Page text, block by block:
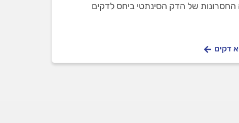
של הדק הסינתטי ביחס לדקים
דקים